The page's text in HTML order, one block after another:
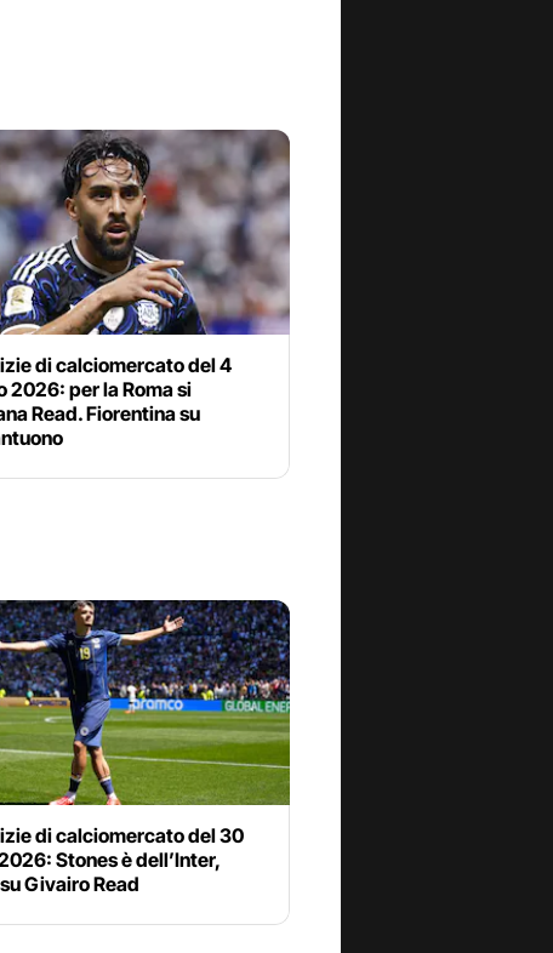
di calciomercato del 4
2026: per la Roma si
Read. Fiorentina su
di calciomercato del 30
Stones è dell’Inter,
Givairo Read